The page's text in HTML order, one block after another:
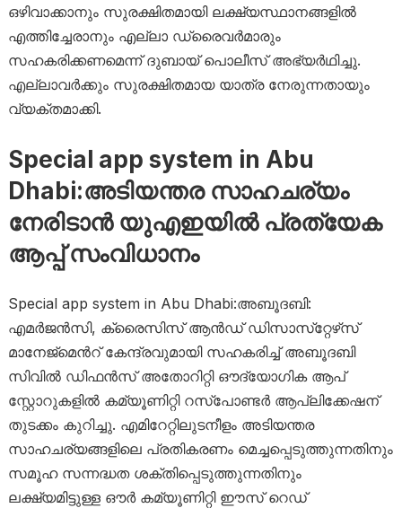
ഒഴിവാക്കാനും സുരക്ഷിതമായി ലക്ഷ്യസ്ഥാനങ്ങളിൽ
എത്തിച്ചേരാനും എല്ലാ ഡ്രൈവർമാരും
സഹകരിക്കണമെന്ന് ദുബായ് പൊലീസ് അഭ്യർഥിച്ചു.
എല്ലാവർക്കും സുരക്ഷിതമായ യാത്ര നേരുന്നതായും
വ്യക്തമാക്കി.
Special app system in Abu
Dhabi:അടിയന്തര സാഹചര്യം
നേരിടാൻ യുഎഇയിൽ പ്രത്യേക
ആപ്പ് സംവിധാനം
Special app system in Abu Dhabi:അബൂദബി:
എമര്‍ജന്‍സി, ക്രൈസിസ് ആന്‍ഡ് ഡിസാസ്‌റ്റേഴ്‌സ്
മാനേജ്‌മെന്‍റ് കേന്ദ്രവുമായി സഹകരിച്ച് അബൂദബി
സിവില്‍ ഡിഫന്‍സ് അതോറിറ്റി ഔദ്യോഗിക ആപ്
സ്റ്റോറുകളില്‍ കമ്യൂണിറ്റി റസ്‌പോണ്ടര്‍ ആപ്ലിക്കേഷന്
തുടക്കം കുറിച്ചു. എമിറേറ്റിലുടനീളം അടിയന്തര
സാഹചര്യങ്ങളിലെ പ്രതികരണം മെച്ചപ്പെടുത്തുന്നതിനും
സമൂഹ സന്നദ്ധത ശക്തിപ്പെടുത്തുന്നതിനും
ലക്ഷ്യമിട്ടുള്ള ഔര്‍ കമ്യൂണിറ്റി ഈസ് റെഡ്